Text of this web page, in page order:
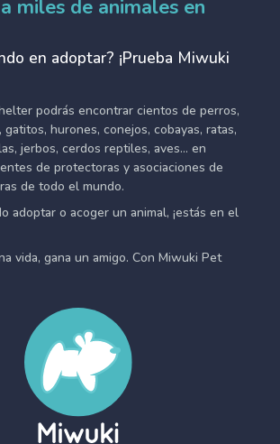
miles de animales en
en adoptar? ¡Prueba Miwuki
podrás encontrar cientos de perros,
hurones, conejos, cobayas, ratas,
jerbos, cerdos reptiles, aves... en
de protectoras y asociaciones de
de todo el mundo.
adoptar o acoger un animal, ¡estás en el
vida, gana un amigo. Con Miwuki Pet